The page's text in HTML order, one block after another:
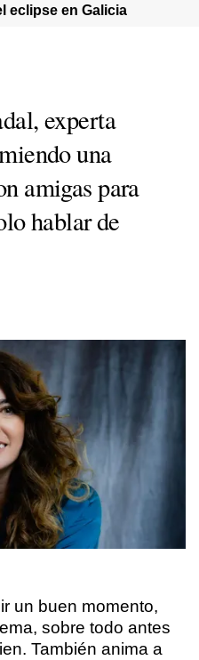
eclipse en Galicia
experta
una
amigas para
hablar de
un buen momento,
sobre todo antes
También anima a